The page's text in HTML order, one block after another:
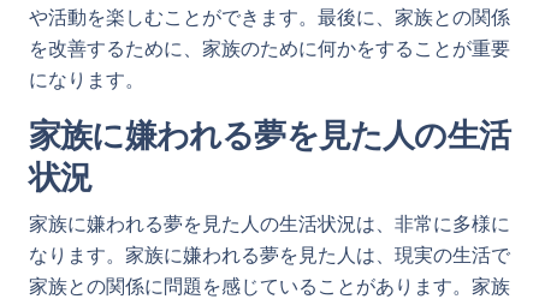
や活動を楽しむことができます。最後に、家族との関係
を改善するために、家族のために何かをすることが重要
になります。
家族に嫌われる夢を見た人の生活
状況
家族に嫌われる夢を見た人の生活状況は、非常に多様に
なります。家族に嫌われる夢を見た人は、現実の生活で
家族との関係に問題を感じていることがあります。家族